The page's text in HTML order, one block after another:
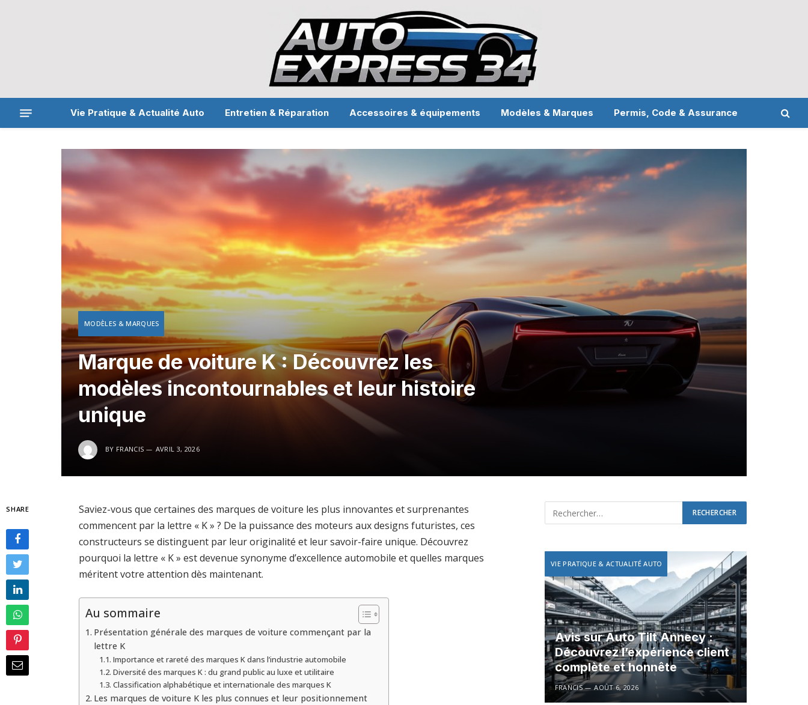
Vie Pratique & Actualité Auto Entretien & Réparation Accessoires & équipements Modèles & Marques Permis, Code & Assurance
MODÈLES & MARQUES
Marque de voiture K : Découvrez les
modèles incontournables et leur histoire
unique
BY FRANCIS AVRIL 3, 2026
SHARE
Saviez-vous que certaines des marques de voiture les plus innovantes et surprenantes
commencent par la lettre « K » ? De la puissance des moteurs aux designs futuristes, ces
constructeurs se distinguent par leur originalité et leur savoir-faire unique. Découvrez
pourquoi la lettre « K » est devenue synonyme d’excellence automobile et quelles marques
méritent votre attention dès maintenant.
Au sommaire
Présentation générale des marques de voiture commençant par la
lettre K
Importance et rareté des marques K dans l’industrie automobile
Diversité des marques K : du grand public au luxe et utilitaire
Classification alphabétique et internationale des marques K
Les marques de voiture K les plus connues et leur positionnement
VIE PRATIQUE & ACTUALITÉ AUTO
Avis sur Auto Tilt Annecy :
Découvrez l’expérience client
complète et honnête
FRANCIS AOÛT 6, 2026